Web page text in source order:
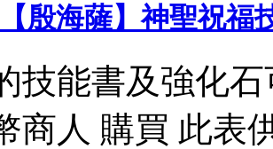
殷海薩】神聖祝福
技能書及強化
商人 購買 此表